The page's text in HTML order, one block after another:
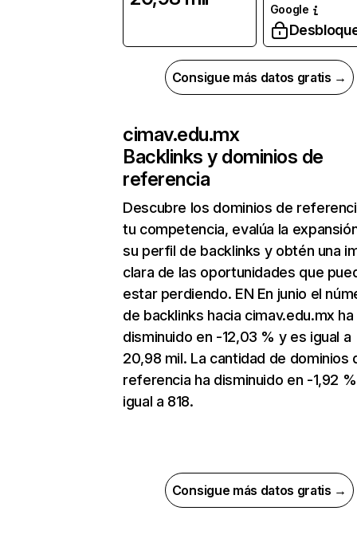
Google
Consigue más datos gratis →
cimav.edu.mx
Backlinks y dominios de
referencia
Descubre los dominios de
tu competencia, evalúa la
su perfil de backlinks y obtén una
clara de las oportunidades que
estar perdiendo. EN En junio el
de backlinks hacia cimav.edu.mx ha
disminuido en -12,03 % y es igual a
20,98 mil. La cantidad de dominios
referencia ha disminuido en -1,92
igual a 818.
Consigue más datos gratis →